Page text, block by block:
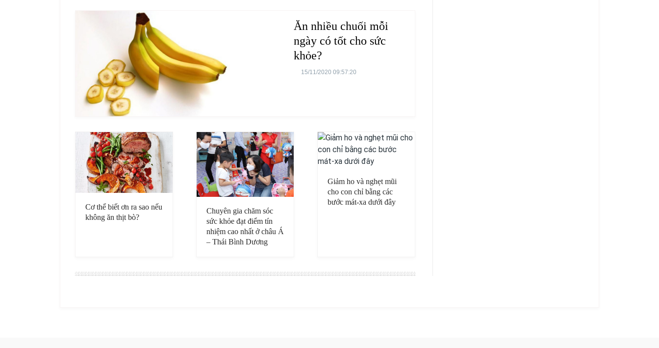
Ăn nhiều chuối mỗi
ngày có tốt cho sức
khỏe?
15/11/2020 09:57:20
Cơ thể biết ơn ra sao nếu
không ăn thịt bò?
Chuyên gia chăm sóc
sức khỏe đạt điểm tín
nhiệm cao nhất ở châu Á
– Thái Bình Dương
Giảm ho và nghẹt mũi
cho con chỉ bằng các
bước mát-xa dưới đây